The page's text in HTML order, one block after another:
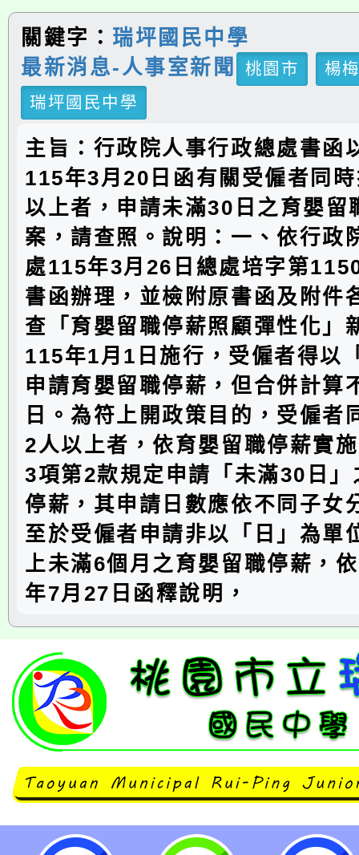
關鍵字： 瑞坪國民中學
最新消息-人事室新聞
桃園市
楊
瑞坪國民中學
主旨：行政院人事行政總處書函
115年3月20日函有關受僱者同
以上者，申請未滿30日之育嬰留
案，請查照。說明：一、依行政
處115年3月26日總處培字第
書函辦理，並檢附原書函及附件
查「育嬰留職停薪照顧彈性化」
115年1月1日施行，受僱者得以
申請育嬰留職停薪，但合併計算
日。為符上開政策目的，受僱者
2人以上者，依育嬰留職停薪實
3項第2款規定申請「未滿30日」
停薪，其申請日數應依不同子女
至於受僱者申請非以「日」為單
上未滿6個月之育嬰留職停薪，
年7月27日函釋說明，
行政院人事行政總處書函以，勞動